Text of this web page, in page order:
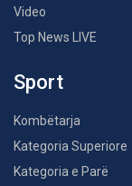
Video
Top News LIVE
Sport
Kombëtarja
Kategoria Superiore
Kategoria e Parë